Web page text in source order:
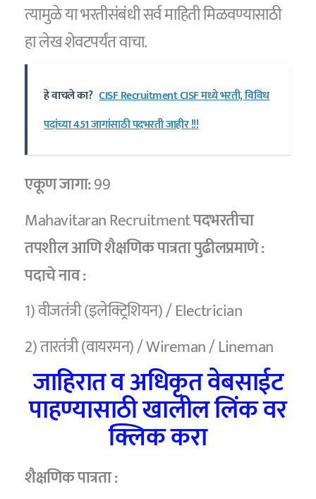
त्यामुळे या भरतीसंबंधी सर्व माहिती मिळवण्यासाठी
हा लेख शेवटपर्यंत वाचा.
हे वाचले का? CISF Recruitment CISF मध्ये भरती, विविध
पदांच्या 451 जागांसाठी पदभरती जाहीर !!!
एकूण जागा:99
Mahavitaran Recruitmentपदभरतीचा
तपशील आणि शैक्षणिक पात्रता पुढीलप्रमाणे :
पदाचे नाव :
1) वीजतंत्री (इलेक्ट्रिशियन) / Electrician
2) तारतंत्री (वायरमन) / Wireman / Lineman
जाहिरात व अधिकृत वेबसाईट
पाहण्यासाठी खालील लिंक वर
क्लिक करा
शैक्षणिक पात्रता :